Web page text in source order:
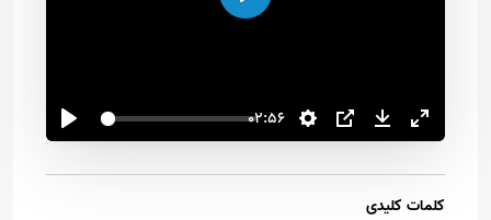
02:56
اجرا
کلمات کلیدی